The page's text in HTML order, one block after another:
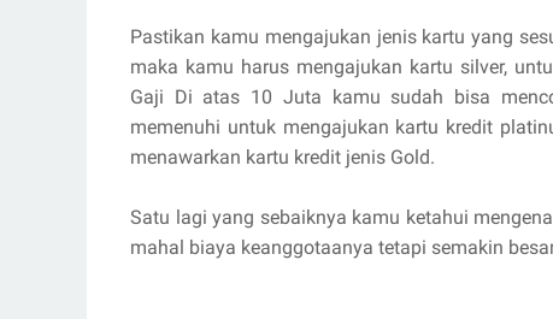
Pastikan kamu mengajukan jenis kartu yang
maka kamu harus mengajukan kartu silver,
Gaji Di atas 10 Juta kamu sudah bisa
memenuhi untuk mengajukan kartu kredit
menawarkan kartu kredit jenis Gold.
Satu lagi yang sebaiknya kamu ketahui
mahal biaya keanggotaanya tetapi semakin